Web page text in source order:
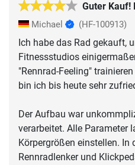
Guter Kauf!
Michael (HF-100913)
Ich habe das Rad gekauft,
Fitnessstudios
"Rennrad-Feeling"
bin ich bis heute sehr
Der Aufbau war
verarbeitet. Alle Parameter
Körpergrößen einstellen. In
Rennradlenker und